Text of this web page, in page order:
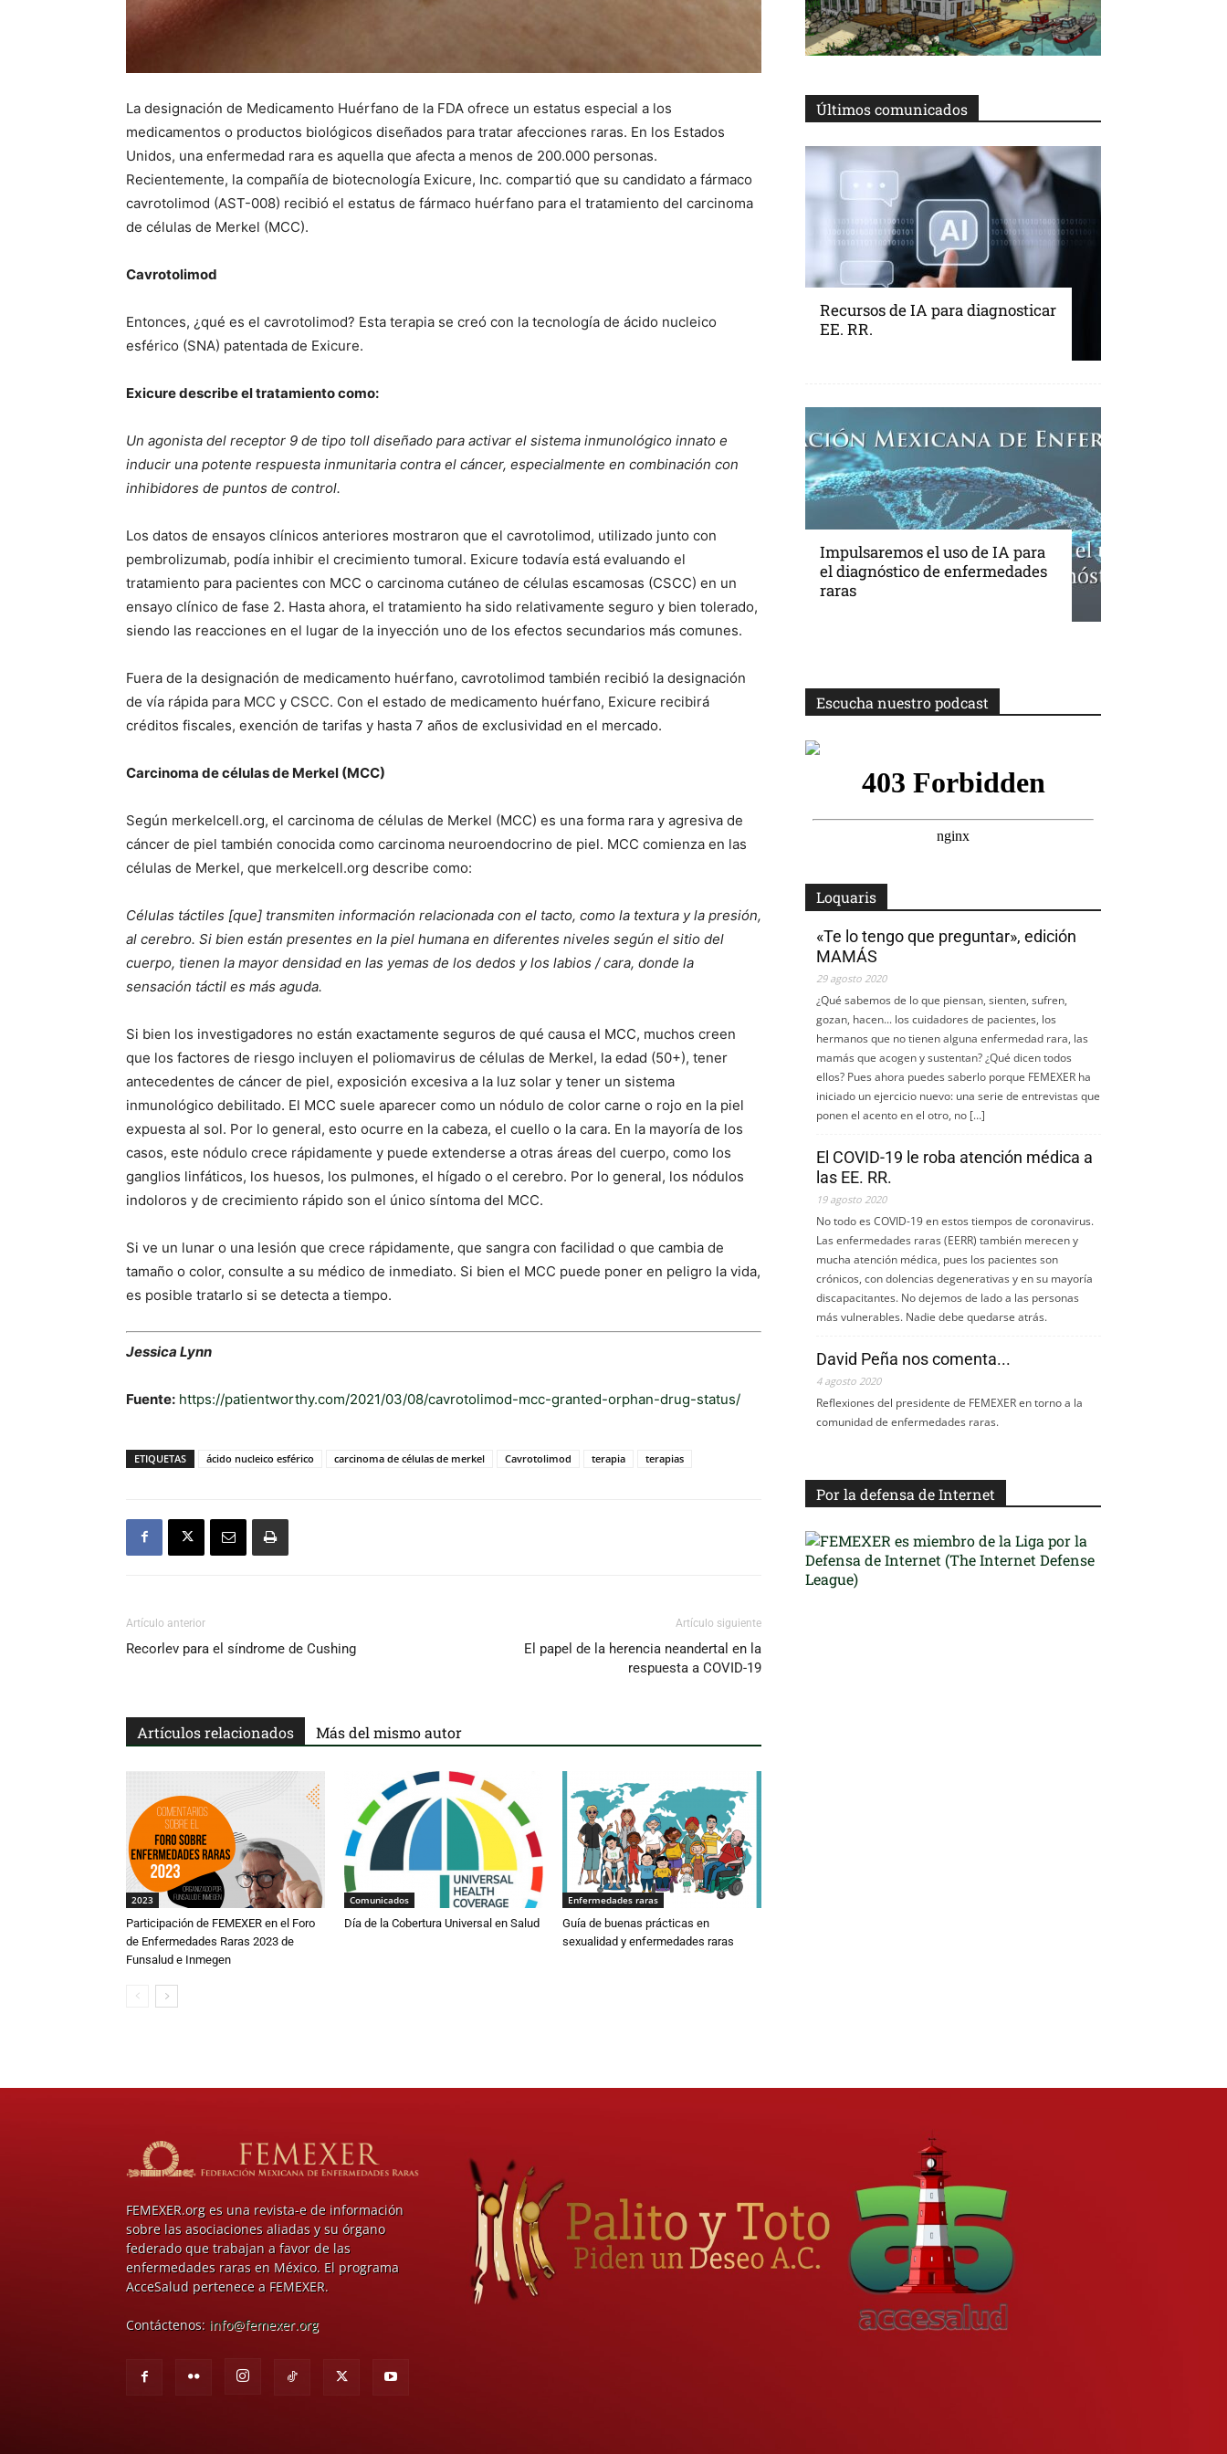
La designación de Medicamento Huérfano de la FDA ofrece un estatus especial a los
medicamentos o productos biológicos diseñados para tratar afecciones raras. En los Estados
Unidos, una enfermedad rara es aquella que afecta a menos de 200.000 personas.
Recientemente, la compañía de biotecnología Exicure, Inc. compartió que su candidato a fármaco
cavrotolimod (AST-008) recibió el estatus de fármaco huérfano para el tratamiento del carcinoma
de células de Merkel (MCC).
Cavrotolimod
Entonces, ¿qué es el cavrotolimod? Esta terapia se creó con la tecnología de ácido nucleico
esférico (SNA) patentada de Exicure.
Exicure describe el tratamiento como:
Un agonista del receptor 9 de tipo toll diseñado para activar el sistema inmunológico innato e
inducir una potente respuesta inmunitaria contra el cáncer, especialmente en combinación con
inhibidores de puntos de control.
Los datos de ensayos clínicos anteriores mostraron que el cavrotolimod, utilizado junto con
pembrolizumab, podía inhibir el crecimiento tumoral. Exicure todavía está evaluando el
tratamiento para pacientes con MCC o carcinoma cutáneo de células escamosas (CSCC) en un
ensayo clínico de fase 2. Hasta ahora, el tratamiento ha sido relativamente seguro y bien tolerado,
siendo las reacciones en el lugar de la inyección uno de los efectos secundarios más comunes.
Fuera de la designación de medicamento huérfano, cavrotolimod también recibió la designación
de vía rápida para MCC y CSCC. Con el estado de medicamento huérfano, Exicure recibirá
créditos fiscales, exención de tarifas y hasta 7 años de exclusividad en el mercado.
Carcinoma de células de Merkel (MCC)
Según merkelcell.org, el carcinoma de células de Merkel (MCC) es una forma rara y agresiva de
cáncer de piel también conocida como carcinoma neuroendocrino de piel. MCC comienza en las
células de Merkel, que merkelcell.org describe como:
Células táctiles [que] transmiten información relacionada con el tacto, como la textura y la presión,
al cerebro. Si bien están presentes en la piel humana en diferentes niveles según el sitio del
cuerpo, tienen la mayor densidad en las yemas de los dedos y los labios / cara, donde la
sensación táctil es más aguda.
Si bien los investigadores no están exactamente seguros de qué causa el MCC, muchos creen
que los factores de riesgo incluyen el poliomavirus de células de Merkel, la edad (50+), tener
antecedentes de cáncer de piel, exposición excesiva a la luz solar y tener un sistema
inmunológico debilitado. El MCC suele aparecer como un nódulo de color carne o rojo en la piel
expuesta al sol. Por lo general, esto ocurre en la cabeza, el cuello o la cara. En la mayoría de los
casos, este nódulo crece rápidamente y puede extenderse a otras áreas del cuerpo, como los
ganglios linfáticos, los huesos, los pulmones, el hígado o el cerebro. Por lo general, los nódulos
indoloros y de crecimiento rápido son el único síntoma del MCC.
Si ve un lunar o una lesión que crece rápidamente, que sangra con facilidad o que cambia de
tamaño o color, consulte a su médico de inmediato. Si bien el MCC puede poner en peligro la vida,
es posible tratarlo si se detecta a tiempo.
Jessica Lynn
Fuente: https://patientworthy.com/2021/03/08/cavrotolimod-mcc-granted-orphan-drug-status/
ETIQUETAS ácido nucleico esférico carcinoma de células de merkel Cavrotolimod terapia terapias
Artículo anterior
Recorlev para el síndrome de Cushing
Artículo siguiente
El papel de la herencia neandertal en la
respuesta a COVID-19
Artículos relacionados Más del mismo autor
2023
Participación de FEMEXER en el Foro
de Enfermedades Raras 2023 de
Funsalud e Inmegen
Comunicados
Día de la Cobertura Universal en Salud
Enfermedades raras
Guía de buenas prácticas en
sexualidad y enfermedades raras
Últimos comunicados
Recursos de IA para diagnosticar
EE. RR.
Impulsaremos el uso de IA para
el diagnóstico de enfermedades
raras
Escucha nuestro podcast
Loquaris
«Te lo tengo que preguntar», edición
MAMÁS
29 agosto 2020
¿Qué sabemos de lo que piensan, sienten, sufren,
gozan, hacen... los cuidadores de pacientes, los
hermanos que no tienen alguna enfermedad rara, las
mamás que acogen y sustentan? ¿Qué dicen todos
ellos? Pues ahora puedes saberlo porque FEMEXER ha
iniciado un ejercicio nuevo: una serie de entrevistas que
ponen el acento en el otro, no […]
El COVID-19 le roba atención médica a
las EE. RR.
19 agosto 2020
No todo es COVID-19 en estos tiempos de coronavirus.
Las enfermedades raras (EERR) también merecen y
mucha atención médica, pues los pacientes son
crónicos, con dolencias degenerativas y en su mayoría
discapacitantes. No dejemos de lado a las personas
más vulnerables. Nadie debe quedarse atrás.
David Peña nos comenta...
4 agosto 2020
Reflexiones del presidente de FEMEXER en torno a la
comunidad de enfermedades raras.
Por la defensa de Internet
FEMEXER.org es una revista-e de información
sobre las asociaciones aliadas y su órgano
federado que trabajan a favor de las
enfermedades raras en México. El programa
AcceSalud pertenece a FEMEXER.
Contáctenos: info@femexer.org